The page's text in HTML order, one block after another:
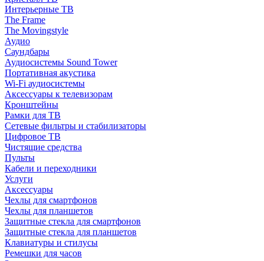
Интерьерные ТВ
The Frame
The Movingstyle
Аудио
Саундбары
Аудиосистемы Sound Tower
Портативная акустика
Wi-Fi аудиосистемы
Аксессуары к телевизорам
Кронштейны
Рамки для ТВ
Сетевые фильтры и стабилизаторы
Цифровое ТВ
Чистящие средства
Пульты
Кабели и переходники
Услуги
Аксессуары
Чехлы для смартфонов
Чехлы для планшетов
Защитные стекла для смартфонов
Защитные стекла для планшетов
Клавиатуры и стилусы
Ремешки для часов